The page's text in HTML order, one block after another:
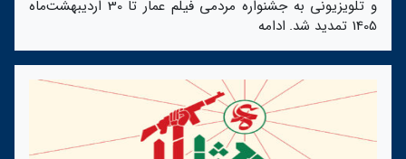
و تلویزیونی به جشنواره مردمی فیلم عمار تا 30 اردیبهشت‌ماه
1405 تمدید شد.
ادامه